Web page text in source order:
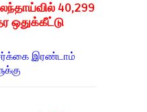
40,299
ஒதுக்கீட்டு
இரண்டாம்